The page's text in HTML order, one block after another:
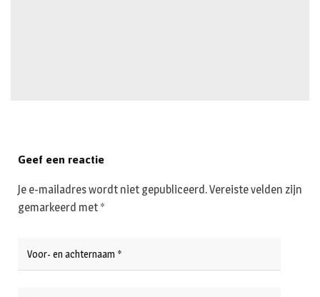
Geef een reactie
Je e-mailadres wordt niet gepubliceerd.Vereiste velden zijn
gemarkeerd met *